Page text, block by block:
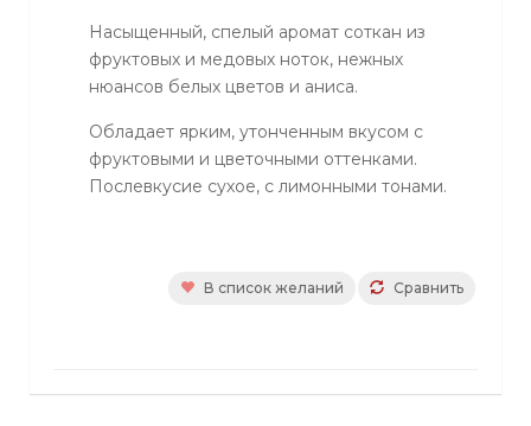
Насыщенный, спелый аромат соткан из
фруктовых и медовых ноток, нежных
нюансов белых цветов и аниса.
Обладает ярким, утонченным вкусом с
фруктовыми и цветочными оттенками.
Послевкусие сухое, с лимонными тонами.
Сравнить
В список желаний